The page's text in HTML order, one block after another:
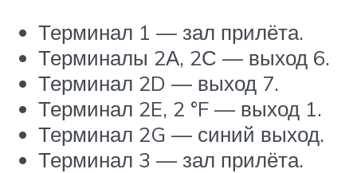
Терминал 1 — зал прилёта.
Терминалы 2А, 2С — выход 6.
Терминал 2D — выход 7.
Терминал 2E, 2 °F — выход 1.
Терминал 2G — синий выход.
Терминал 3 — зал прилёта.